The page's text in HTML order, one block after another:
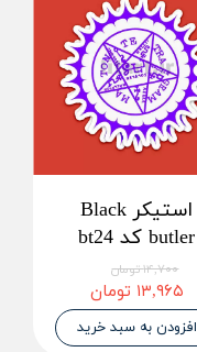
استیکر Black
butler کد bt24
۱۴,۷۰۰ تومان
۱۳,۹۶۵ تومان
افزودن به سبد خرید